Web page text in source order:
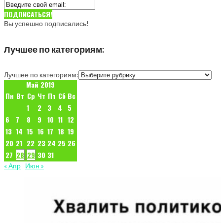
ПОДПИСАТЬСЯ!
Вы успешно подписались!
Лучшее по категориям:
Лучшее по категориям:
Май 2019
Пн Вт Ср Чт Пт Сб Вс
1
2 3 4
5
6
7 8 9 10 11 12
13 14 15 16 17 18 19
20 21 22 23 24 25 26
27 28 29 30 31
« Апр Июн »